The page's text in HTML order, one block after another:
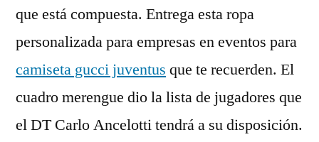
que está compuesta. Entrega esta ropa
personalizada para empresas en eventos para
camiseta gucci juventus que te recuerden. El
cuadro merengue dio la lista de jugadores que
el DT Carlo Ancelotti tendrá a su disposición.